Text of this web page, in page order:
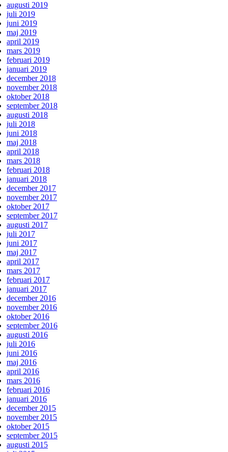
augusti 2019
juli 2019
juni 2019
maj 2019
april 2019
mars 2019
februari 2019
januari 2019
december 2018
november 2018
oktober 2018
september 2018
augusti 2018
juli 2018
juni 2018
maj 2018
april 2018
mars 2018
februari 2018
januari 2018
december 2017
november 2017
oktober 2017
september 2017
augusti 2017
juli 2017
juni 2017
maj 2017
april 2017
mars 2017
februari 2017
januari 2017
december 2016
november 2016
oktober 2016
september 2016
augusti 2016
juli 2016
juni 2016
maj 2016
april 2016
mars 2016
februari 2016
januari 2016
december 2015
november 2015
oktober 2015
september 2015
augusti 2015